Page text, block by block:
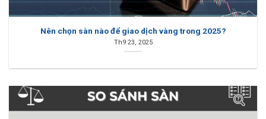
Nên chọn sàn nào để giao dịch vàng trong 2025?
Th9 23, 2025